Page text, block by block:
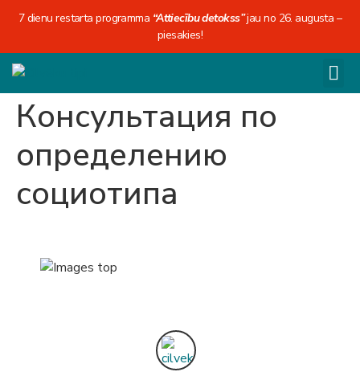
7 dienu restarta programma “Attiecību detokss”jau no 26. augusta –
piesakies!
Консультация по
определению
социотипа